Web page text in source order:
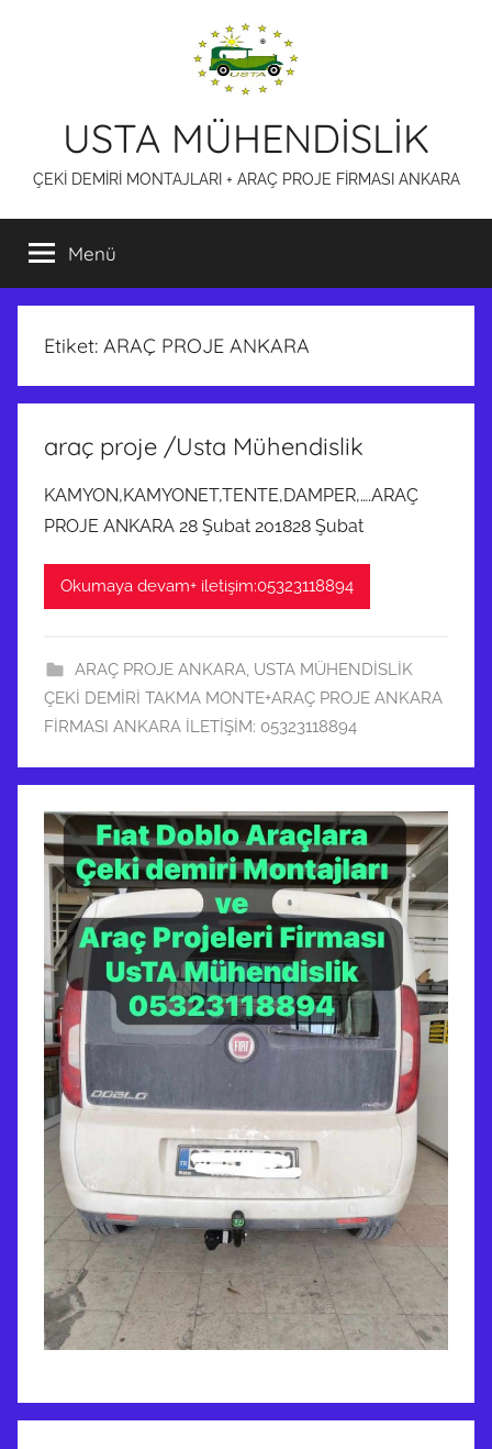
USTA MÜHENDİSLİK
ÇEKİ DEMİRİ MONTAJLARI + ARAÇ PROJE FİRMASI ANKARA
Menü
Etiket: ARAÇ PROJE ANKARA
araç proje /Usta Mühendislik
KAMYON,KAMYONET,TENTE,DAMPER,….ARAÇ
PROJE ANKARA 28 Şubat 201828 Şubat
Okumaya devam+ iletişim:05323118894
ARAÇ PROJE ANKARA, USTA MÜHENDİSLİK
ÇEKİ DEMİRİ TAKMA MONTE+ARAÇ PROJE ANKARA
FİRMASI ANKARA İLETİŞİM: 05323118894